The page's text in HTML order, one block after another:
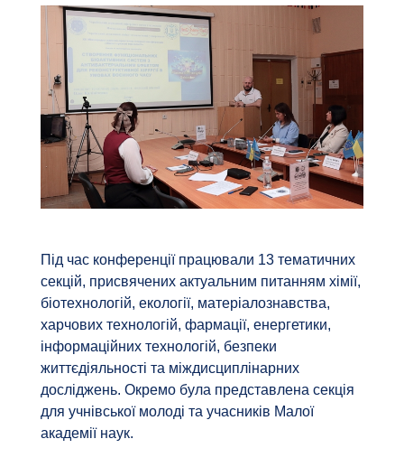
Під час конференції працювали 13 тематичних
секцій, присвячених актуальним питанням хімії,
біотехнологій, екології, матеріалознавства,
харчових технологій, фармації, енергетики,
інформаційних технологій, безпеки
життєдіяльності та міждисциплінарних
досліджень. Окремо була представлена секція
для учнівської молоді та учасників Малої
академії наук.